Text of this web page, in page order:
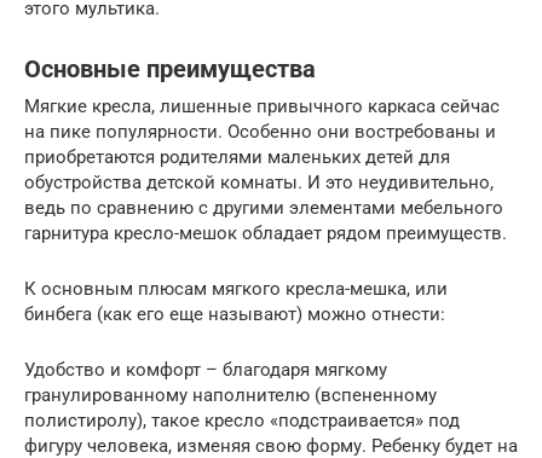
этого мультика.
Основные преимущества
Мягкие кресла, лишенные привычного каркаса сейчас
на пике популярности. Особенно они востребованы и
приобретаются родителями маленьких детей для
обустройства детской комнаты. И это неудивительно,
ведь по сравнению с другими элементами мебельного
гарнитура кресло-мешок обладает рядом преимуществ.
К основным плюсам мягкого кресла-мешка, или
бинбега (как его еще называют) можно отнести:
Удобство и комфорт – благодаря мягкому
гранулированному наполнителю (вспененному
полистиролу), такое кресло «подстраивается» под
фигуру человека, изменяя свою форму. Ребенку будет на